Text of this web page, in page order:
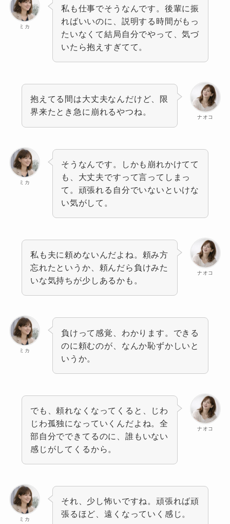
ミカ
私も仕事でそうなんです。後輩に振
ればいいのに、説明する時間がもっ
たいなくて結局自分でやって、気づ
いたら抱えすぎてて。
ナオコ
抱えてる間は大丈夫なんだけど、限
界来たとき急に崩れるやつね。
ミカ
そうなんです。しかも崩れかけてて
も、大丈夫ですって言ってしまっ
て。頑張れる自分でいないといけな
い気がして。
ナオコ
私も夫に頼めないんだよね。頼み方
忘れたというか、頼んだら負けみた
いな気持ちが少しあるかも。
ミカ
負けって感覚、わかります。できる
のに頼むのが、なんか恥ずかしいと
いうか。
ナオコ
でも、頼れなくなってくると、じわ
じわ孤独になっていくんだよね。全
部自分でできてるのに、誰もいない
感じがしてくるから。
ミカ
それ、少し怖いですね。頑張れば頑
張るほど、遠くなっていく感じ。